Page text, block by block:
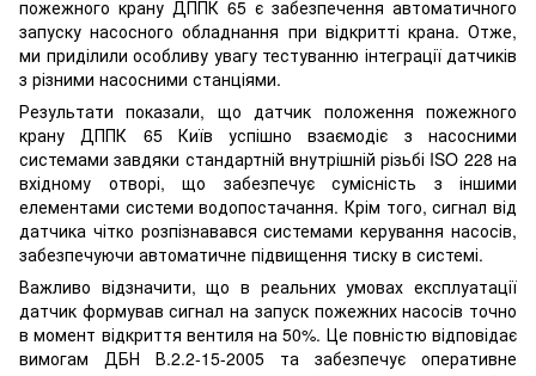
пожежного крану ДППК 65 є забезпечення автоматичного
запуску насосного обладнання при відкритті крана. Отже,
ми приділили особливу увагу тестуванню інтеграції датчиків
з різними насосними станціями.
Результати показали, що датчик положення пожежного
крану ДППК 65 Київ успішно взаємодіє з насосними
системами завдяки стандартній внутрішній різьбі ISO 228 на
вхідному отворі, що забезпечує сумісність з іншими
елементами системи водопостачання. Крім того, сигнал від
датчика чітко розпізнавався системами керування насосів,
забезпечуючи автоматичне підвищення тиску в системі.
Важливо відзначити, що в реальних умовах експлуатації
датчик формував сигнал на запуск пожежних насосів точно
в момент відкриття вентиля на 50%. Це повністю відповідає
вимогам ДБН В.2.2-15-2005 та забезпечує оперативне